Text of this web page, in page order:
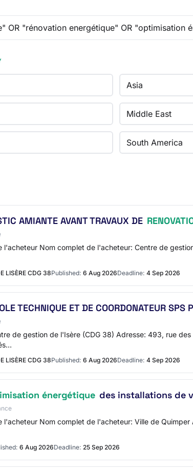
Asia
Middle East
South America
AMIANTE AVANT TRAVAUX DE
l'acheteur Nom complet de l'acheteur: Centre de
LISÈRE CDG 38Published: 6 Aug 2026Deadline: 4 Sep 2026
TECHNIQUE ET DE COORDONATEUR SPS
de gestion de l'Isère (CDG 38) Adresse: 493, rue
LISÈRE CDG 38Published: 6 Aug 2026Deadline: 4 Sep 2026
énergétique des installations de
l'acheteur Nom complet de l'acheteur: Ville de
6 Aug 2026Deadline: 25 Sep 2026